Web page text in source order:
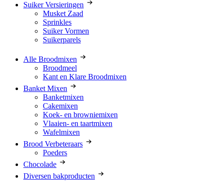
Suiker Versieringen
Musket Zaad
Sprinkles
Suiker Vormen
Suikerparels
Alle Broodmixen
Broodmeel
Kant en Klare Broodmixen
Banket Mixen
Banketmixen
Cakemixen
Koek- en browniemixen
Vlaaien- en taartmixen
Wafelmixen
Brood Verbeteraars
Poeders
Chocolade
Diversen bakproducten